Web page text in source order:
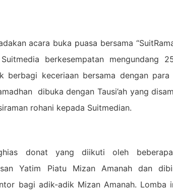
acara buka puasa bersama
berkesempatan mengundang
berbagi keceriaan bersama dengan para
dibuka dengan Tausi’ah yang
rohani kepada Suitmedian.
donat yang diikuti oleh
Yatim Piatu Mizan Amanah dan
bagi adik-adik Mizan Amanah. Lomba